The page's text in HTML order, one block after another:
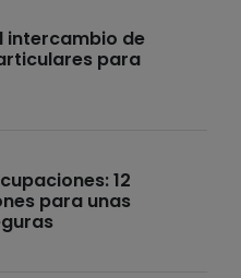
intercambio de
para
12
para unas